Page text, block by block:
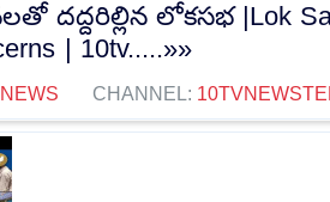
దద్దరిల్లిన లోకసభ |Lok
| 10tv.....»»
NEWS CHANNEL: